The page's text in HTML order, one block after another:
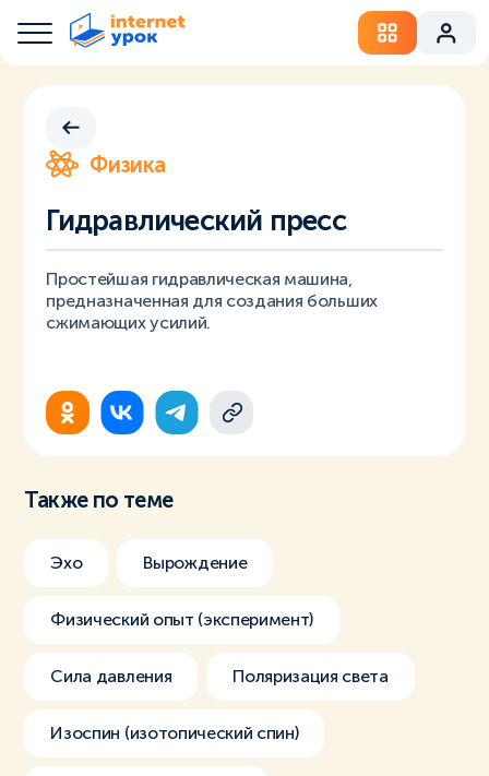
Физика
Гидравлический пресс
Простейшая гидравлическая машина,
предназначенная для создания больших
сжимающих усилий.
Также по теме
Эхо Вырождение
Физический опыт (эксперимент)
Сила давления Поляризация света
Изоспин (изотопический спин)